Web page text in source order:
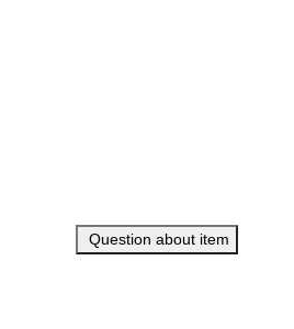
Question about item